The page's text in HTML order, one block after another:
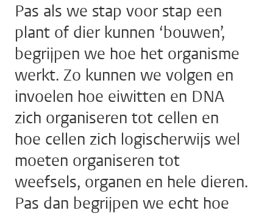
Pas als we stap voor stap een
plant of dier kunnen ‘bouwen’,
begrijpen we hoe het organisme
werkt. Zo kunnen we volgen en
invoelen hoe eiwitten en DNA
zich organiseren tot cellen en
hoe cellen zich logischerwijs wel
moeten organiseren tot
weefsels, organen en hele dieren.
Pas dan begrijpen we echt hoe